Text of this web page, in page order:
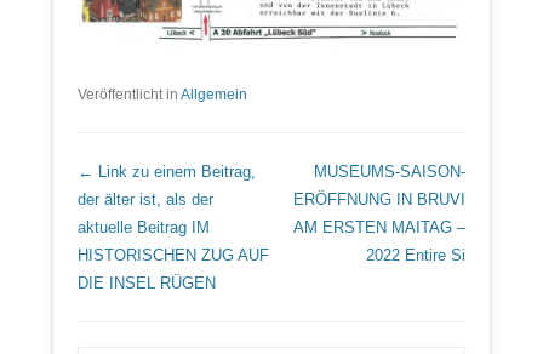
Veröffentlicht in Allgemein
Beitrags Übersicht
← Link zu einem Beitrag,
der älter ist, als der
aktuelle Beitrag IM
HISTORISCHEN ZUG AUF
DIE INSEL RÜGEN
MUSEUMS-SAISON-
ERÖFFNUNG IN BRUVI
AM ERSTEN MAITAG –
2022 Entire Si